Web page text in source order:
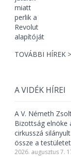
TOVÁBBI HÍREK >
A VIDÉK HÍREI
A V. Németh
Bizottság elnöke
cirkusszá
össze a testületet
2026. augusztus 7.